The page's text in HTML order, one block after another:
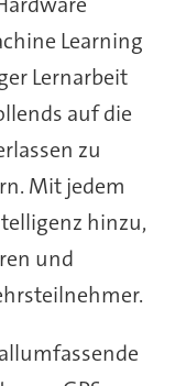
Learning
Lernarbeit
auf die
zu
Mit jedem
hinzu,
und